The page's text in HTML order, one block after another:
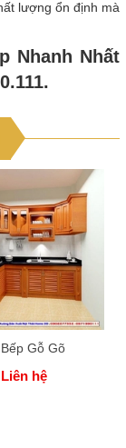
lượng ổn định mà
Nhanh Nhất
Gỗ Gõ
Liên hệ